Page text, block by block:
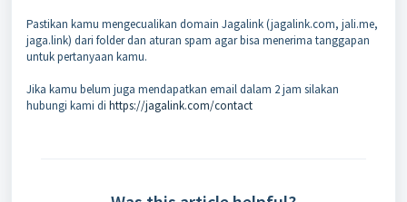
Pastikan kamu mengecualikan domain Jagalink (jagalink.com, jali.me,
jaga.link) dari folder dan aturan spam agar bisa menerima tanggapan
untuk pertanyaan kamu.
Jika kamu belum juga mendapatkan email dalam 2 jam silakan
hubungi kami di https://jagalink.com/contact